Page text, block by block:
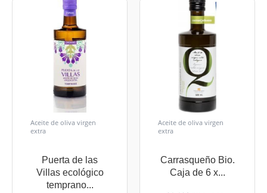
Aceite de oliva virgen
extra
Puerta de las
Villas ecológico
temprano...
Aceite de oliva virgen
extra
Carrasqueño Bio.
Caja de 6 x...